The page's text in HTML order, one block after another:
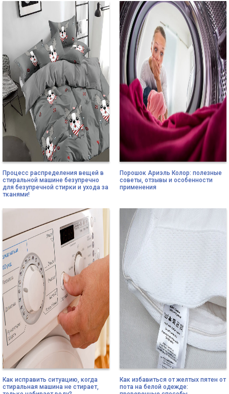
Процесс распределения вещей в
стиральной машине безупречно
для безупречной стирки и ухода за
тканями!
Порошок Ариэль Колор: полезные
советы, отзывы и особенности
применения
Как исправить ситуацию, когда
стиральная машина не стирает,
Как избавиться от желтых пятен от
пота на белой одежде: